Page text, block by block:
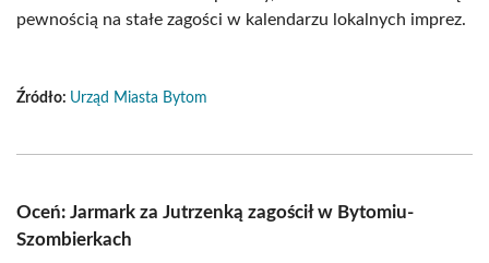
pewnością na stałe zagości w kalendarzu lokalnych imprez.
Źródło: Urząd Miasta Bytom
Oceń: Jarmark za Jutrzenką zagościł w Bytomiu-
Szombierkach